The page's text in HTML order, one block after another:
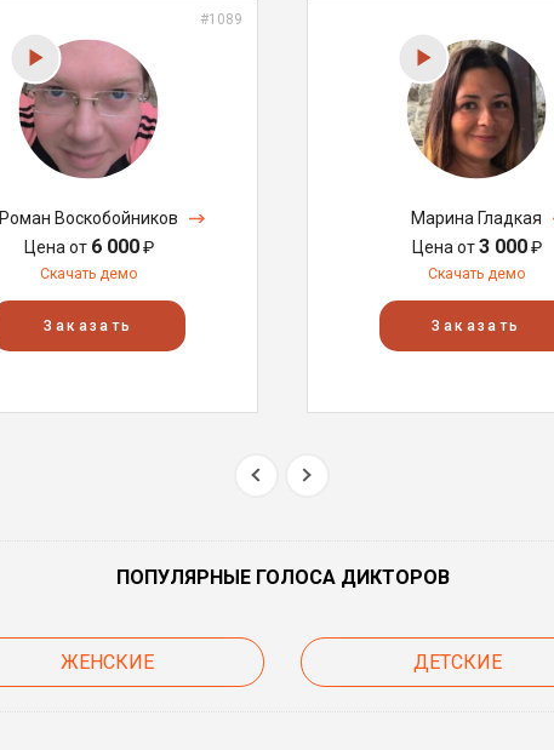
#1089
Роман Воскобойников
Цена от 6 000₽
Скачать демо
Заказать
Марина Гладкая
Цена от3 000₽
Скачать демо
Заказать
ПОПУЛЯРНЫЕ ГОЛОСА ДИКТОРОВ
ЖЕНСКИЕ ДЕТСКИЕ